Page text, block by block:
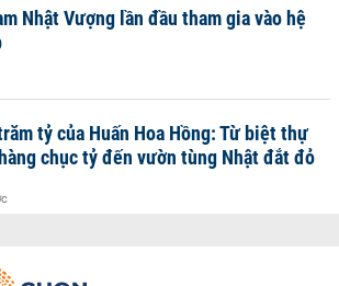
Nhật Vượng lần đầu tham gia vào hệ
tỷ của Huấn Hoa Hồng: Từ biệt thự
chục tỷ đến vườn tùng Nhật đắt đỏ